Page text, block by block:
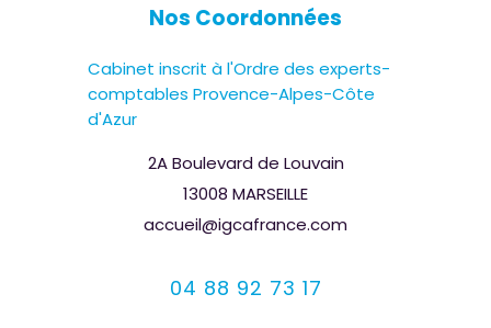
Nos Coordonnées
Cabinet inscrit à l'Ordre des experts-
comptables Provence-Alpes-Côte
d'Azur
2A Boulevard de Louvain
13008 MARSEILLE
accueil@igcafrance.com
04 88 92 73 17